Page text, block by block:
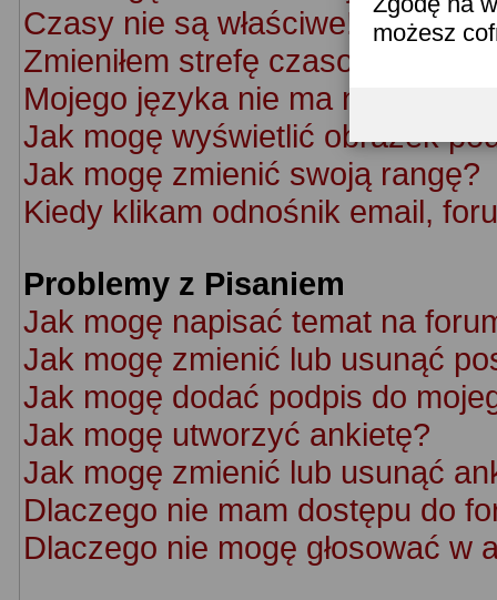
możesz
Czasy nie są właściwe!
Zmieniłem strefę czasową ale
Mojego języka nie ma na liście!
Jak mogę wyświetlić obrazek
Jak mogę zmienić swoją rangę?
Kiedy klikam odnośnik email,
Problemy z Pisaniem
Jak mogę napisać temat na
Jak mogę zmienić lub usunąć
Jak mogę dodać podpis do
Jak mogę utworzyć ankietę?
Jak mogę zmienić lub usunąć
Dlaczego nie mam dostępu do
Dlaczego nie mogę głosować w